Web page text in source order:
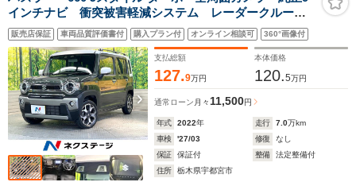
インチナビ 衝突被害軽減システム レーダークルー
ズ 禁煙車 スマートキー LEDヘッド ルーフレー
ル ビルトインETC 純正15インチアルミ 車線逸脱警
報 オートライト
販売店保証 車両品質評価書付 購入プラン付 オンライン相談可 360°画像付
支払総額
127.9万円
本体価格
120.5万円
通常ローン 月々11,500円
年式 2022年 走行 7.0万km
車検
'27/03 修復
なし
保証
保証付 整備
法定整備付
住所
栃木県宇都宮市